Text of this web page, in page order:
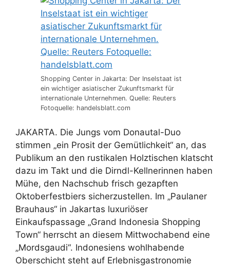
Shopping Center in Jakarta: Der Inselstaat ist
ein wichtiger asiatischer Zukunftsmarkt für
internationale Unternehmen. Quelle: Reuters
Fotoquelle: handelsblatt.com
JAKARTA. Die Jungs vom Donautal-Duo
stimmen „ein Prosit der Gemütlichkeit“ an, das
Publikum an den rustikalen Holztischen klatscht
dazu im Takt und die Dirndl-Kellnerinnen haben
Mühe, den Nachschub frisch gezapften
Oktoberfestbiers sicherzustellen. Im „Paulaner
Brauhaus“ in Jakartas luxuriöser
Einkaufspassage „Grand Indonesia Shopping
Town“ herrscht an diesem Mittwochabend eine
„Mordsgaudi“. Indonesiens wohlhabende
Oberschicht steht auf Erlebnisgastronomie